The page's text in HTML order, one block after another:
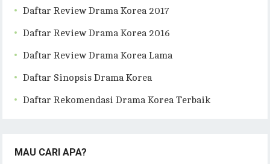
Daftar Review Drama Korea 2017
Daftar Review Drama Korea 2016
Daftar Review Drama Korea Lama
Daftar Sinopsis Drama Korea
Daftar Rekomendasi Drama Korea Terbaik
MAU CARI APA?